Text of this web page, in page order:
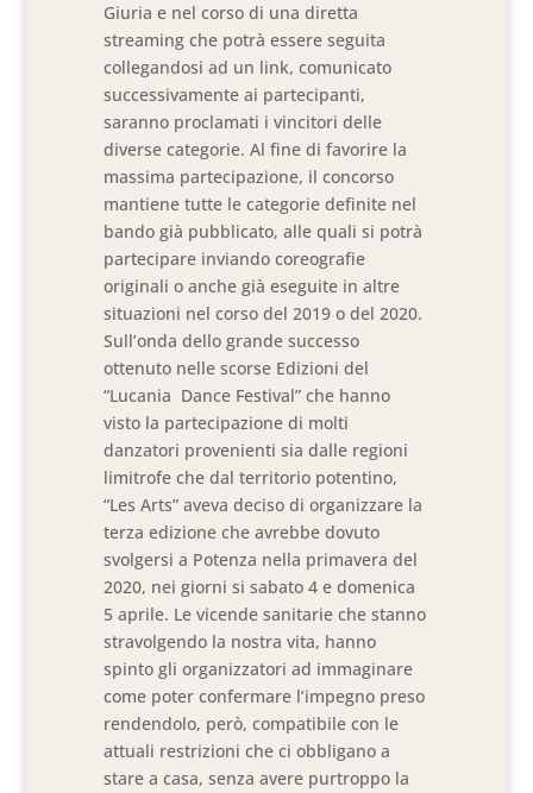
Giuria e nel corso di una diretta
streaming che potrà essere seguita
collegandosi ad un link, comunicato
successivamente ai partecipanti,
saranno proclamati i vincitori delle
diverse categorie. Al fine di favorire la
massima partecipazione, il concorso
mantiene tutte le categorie definite nel
bando già pubblicato, alle quali si potrà
partecipare inviando coreografie
originali o anche già eseguite in altre
situazioni nel corso del 2019 o del 2020.
Sull’onda dello grande successo
ottenuto nelle scorse Edizioni del
“Lucania Dance Festival” che hanno
visto la partecipazione di molti
danzatori provenienti sia dalle regioni
limitrofe che dal territorio potentino,
“Les Arts” aveva deciso di organizzare la
terza edizione che avrebbe dovuto
svolgersi a Potenza nella primavera del
2020, nei giorni si sabato 4 e domenica
5 aprile. Le vicende sanitarie che stanno
stravolgendo la nostra vita, hanno
spinto gli organizzatori ad immaginare
come poter confermare l’impegno preso
rendendolo, però, compatibile con le
attuali restrizioni che ci obbligano a
stare a casa, senza avere purtroppo la